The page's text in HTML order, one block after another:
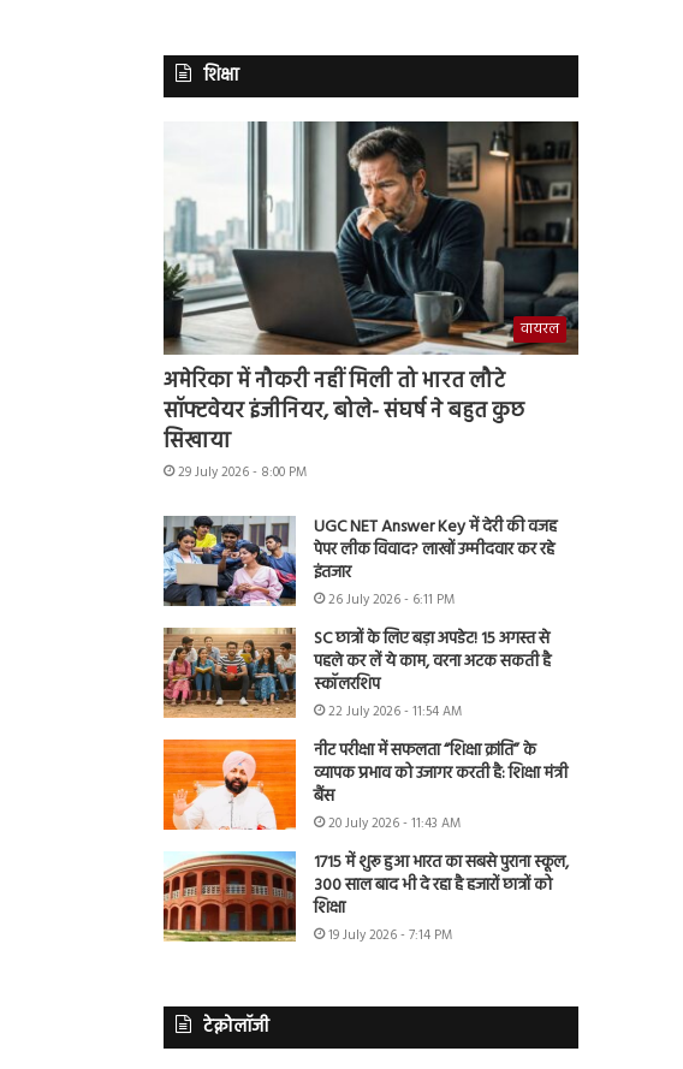
शिक्षा
वायरल
अमेरिका में नौकरी नहीं मिली तो भारत लौटे
सॉफ्टवेयर इंजीनियर, बोले- संघर्ष ने बहुत कुछ
सिखाया
29 July 2026 - 8:00 PM
UGC NET Answer Key में देरी की वजह
पेपर लीक विवाद? लाखों उम्मीदवार कर रहे
इंतजार
26 July 2026 - 6:11 PM
SC छात्रों के लिए बड़ा अपडेट! 15 अगस्त से
पहले कर लें ये काम, वरना अटक सकती है
स्कॉलरशिप
22 July 2026 - 11:54 AM
नीट परीक्षा में सफलता “शिक्षा क्रांति” के
व्यापक प्रभाव को उजागर करती है: शिक्षा मंत्री
बैंस
20 July 2026 - 11:43 AM
1715 में शुरू हुआ भारत का सबसे पुराना स्कूल,
300 साल बाद भी दे रहा है हजारों छात्रों को
शिक्षा
19 July 2026 - 7:14 PM
टेक्नोलॉजी